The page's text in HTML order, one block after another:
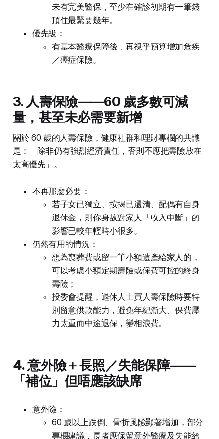
未有完美醫保，至少在確診初期有一筆錢
頂住最緊要幾年。
優先級：
有基本醫療保障後，再視乎預算增加危疾
／癌症保險。
3. 人壽保險——60 歲多數可減
量，甚至未必需要新增
關於 60 歲的人壽保險，健康社群和理財專欄的共識
是：「除非仍有強烈經濟責任，否則不應把壽險放在
太高優先」。
不再那麼必要：
若子女已獨立、按揭已還清、配偶有自身
退休金，則你身故對家人「收入中斷」的
影響已較年輕時小很多。
仍然有用的情況：
想為喪葬費或留一筆小額遺產給家人的，
可以考慮小額定期壽險或保費可控的終身
壽險；
投委會提醒，退休人士買人壽保險時要特
別留意供款能力，避免年紀漸大、保費壓
力太重而中途退保，變相浪費。
4. 意外險＋長照／失能保障——
「補位」但唔應該缺席
意外險：
60 歲以上跌倒、骨折風險顯著增加，部分
專欄建議，長者應保留意外醫療及失能給